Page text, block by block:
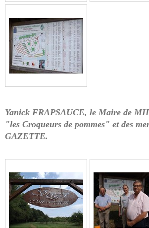
Yanick FRAPSAUCE, le Maire de
"les Croqueurs de pommes" et des
GAZETTE.